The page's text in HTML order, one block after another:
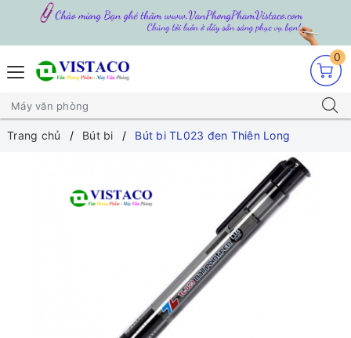
0
Trang chủ Bút bi Bút bi TL023 đen Thiên Long